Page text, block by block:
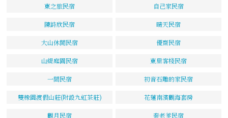
東之旅民宿 自己家民宿
陳詩欣民宿 晴天民宿
大山休閒民宿 優齋民宿
山緹庭園民宿 東里客棧民宿
一間民宿 初音石雕的家民宿
雙橡園渡假山莊(附設九虹茶莊) 花蓮南濱觀海套房
觀月民宿 秦老爹民宿